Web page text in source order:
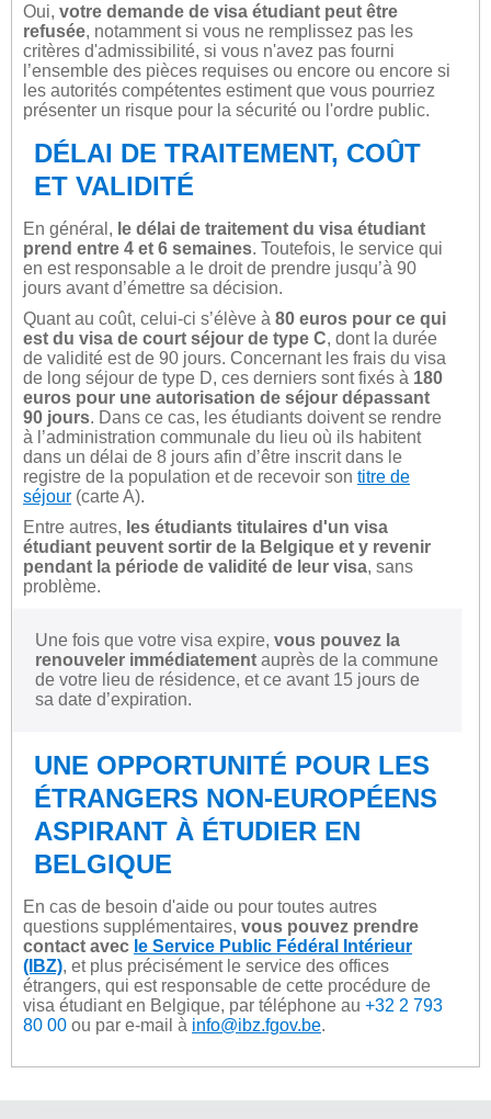
Oui, votre demande de visa étudiant peut être
refusée, notamment si vous ne remplissez pas les
critères d'admissibilité, si vous n'avez pas fourni
l’ensemble des pièces requises ou encore ou encore si
les autorités compétentes estiment que vous pourriez
présenter un risque pour la sécurité ou l'ordre public.
DÉLAI DE TRAITEMENT, COÛT
ET VALIDITÉ
En général, le délai de traitement du visa étudiant
prend entre 4 et 6 semaines. Toutefois, le service qui
en est responsable a le droit de prendre jusqu’à 90
jours avant d’émettre sa décision.
Quant au coût, celui-ci s’élève à 80 euros pour ce qui
est du visa de court séjour de type C, dont la durée
de validité est de 90 jours. Concernant les frais du visa
de long séjour de type D, ces derniers sont fixés à 180
euros pour une autorisation de séjour dépassant
90 jours. Dans ce cas, les étudiants doivent se rendre
à l’administration communale du lieu où ils habitent
dans un délai de 8 jours afin d’être inscrit dans le
registre de la population et de recevoir son titre de
séjour (carte A).
Entre autres, les étudiants titulaires d'un visa
étudiant peuvent sortir de la Belgique et y revenir
pendant la période de validité de leur visa, sans
problème.
Une fois que votre visa expire, vous pouvez la
renouveler immédiatement auprès de la commune
de votre lieu de résidence, et ce avant 15 jours de
sa date d’expiration.
UNE OPPORTUNITÉ POUR LES
ÉTRANGERS NON-EUROPÉENS
ASPIRANT À ÉTUDIER EN
BELGIQUE
En cas de besoin d'aide ou pour toutes autres
questions supplémentaires, vous pouvez prendre
contact avec le Service Public Fédéral Intérieur
(IBZ), et plus précisément le service des offices
étrangers, qui est responsable de cette procédure de
visa étudiant en Belgique, par téléphone au +32 2 793
80 00 ou par e-mail à info@ibz.fgov.be.